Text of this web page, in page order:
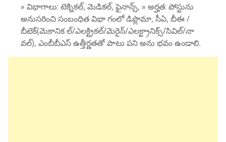
» విభాగాలు: టెక్నికల్, మెడికల్, ఫైనాన్స్, » అర్హత: పోస్టును
అనుసరించి సంబంధిత విభా గంలో డిప్లొమా, సీఏ, బీఈ /
బీటెక్(మెకానిక ల్/ఎలక్ట్రికల్/మెరైన్/ఎలక్ట్రానిక్స్/సివిల్/నా
వల్), ఎంబీబీఎస్ ఉత్తీర్ణతతో పాటు పని అను భవం ఉండాలి.